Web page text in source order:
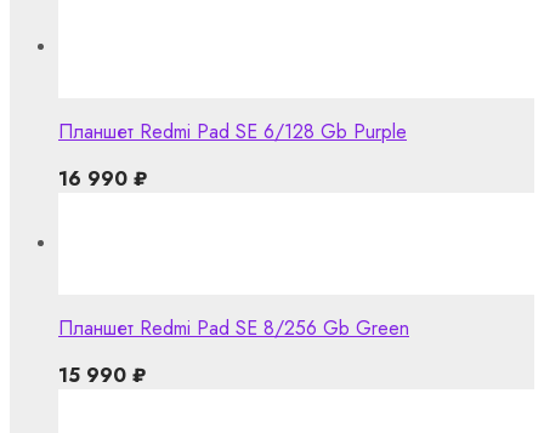
Планшет Redmi Pad SE 6/128 Gb Purple
16 990 ₽
Планшет Redmi Pad SE 8/256 Gb Green
15 990 ₽